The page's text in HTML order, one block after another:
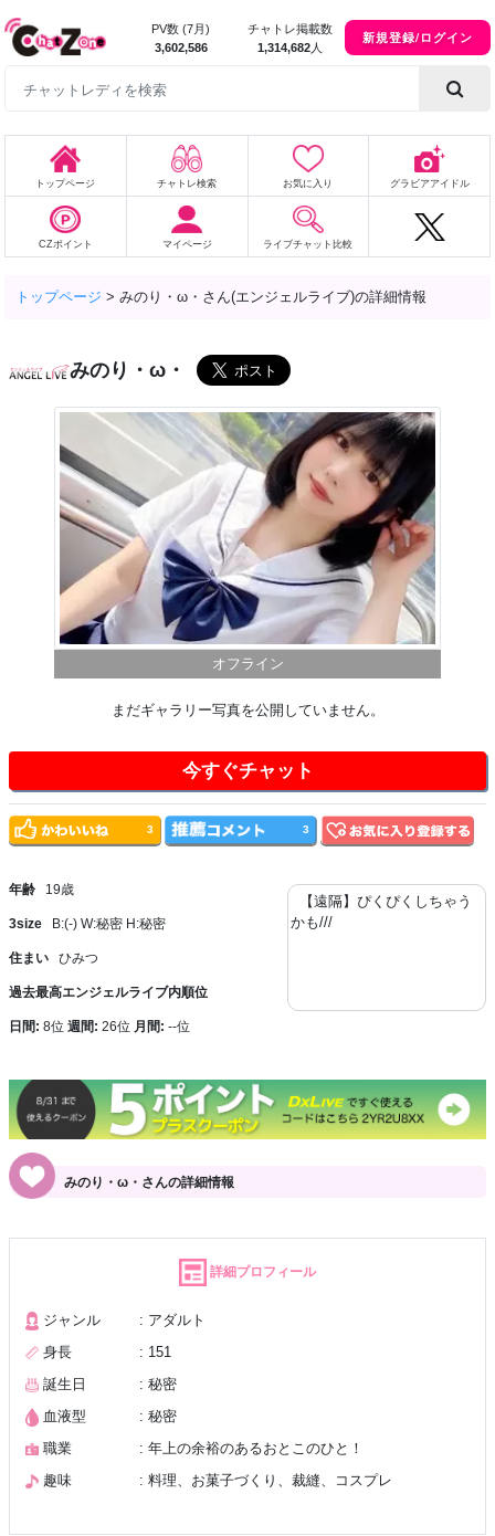
PV数 (7月)
3,602,586
チャトレ掲載数
1,314,682 人
新規登録/ログイン
トップページ チャトレ検索 お気に入り グラビアアイドル
CZポイント マイページ ライブチャット比較
トップページ > みのり・ω・さん(エンジェルライブ)の詳細情報
みのり・ω・
オフライン
まだギャラリー写真を公開していません。
今すぐチャット
年齢 19歳
3size B:(-) W:秘密 H:秘密
住まい ひみつ
過去最高エンジェルライブ内順位
日間: 8位 週間: 26位 月間: --位
【遠隔】ぴくぴくしちゃう
かも///
3 3
みのり・ω・さんの詳細情報
詳細プロフィール
ジャンル
: アダルト
身長
: 151
誕生日
: 秘密
血液型
: 秘密
職業
: 年上の余裕のあるおとこのひと！
趣味
: 料理、お菓子づくり、裁縫、コスプレ